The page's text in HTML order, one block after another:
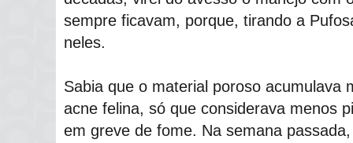
sempre ficavam, porque, tirando a
neles.
Sabia que o material poroso acumulava
acne felina, só que considerava menos
em greve de fome. Na semana